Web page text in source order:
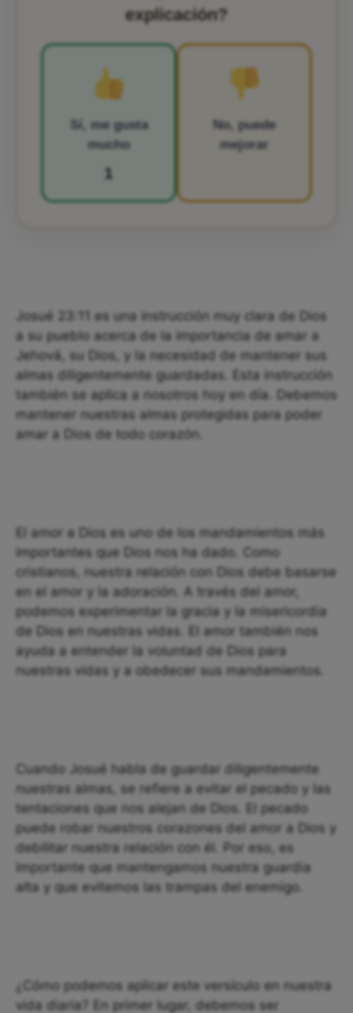
explicación?
Sí, me gusta
mucho
1
No, puede
mejorar
Josué 23:11 es una instrucción muy clara de Dios
a su pueblo acerca de la importancia de amar a
Jehová, su Dios, y la necesidad de mantener sus
almas diligentemente guardadas. Esta instrucción
también se aplica a nosotros hoy en día. Debemos
mantener nuestras almas protegidas para poder
amar a Dios de todo corazón.
El amor a Dios es uno de los mandamientos más
importantes que Dios nos ha dado. Como
cristianos, nuestra relación con Dios debe basarse
en el amor y la adoración. A través del amor,
podemos experimentar la gracia y la misericordia
de Dios en nuestras vidas. El amor también nos
ayuda a entender la voluntad de Dios para
nuestras vidas y a obedecer sus mandamientos.
Cuando Josué habla de guardar diligentemente
nuestras almas, se refiere a evitar el pecado y las
tentaciones que nos alejan de Dios. El pecado
puede robar nuestros corazones del amor a Dios y
debilitar nuestra relación con él. Por eso, es
importante que mantengamos nuestra guardia
alta y que evitemos las trampas del enemigo.
¿Cómo podemos aplicar este versículo en nuestra
vida diaria? En primer lugar, debemos ser